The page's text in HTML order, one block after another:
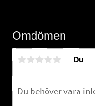
Omdömen
Du